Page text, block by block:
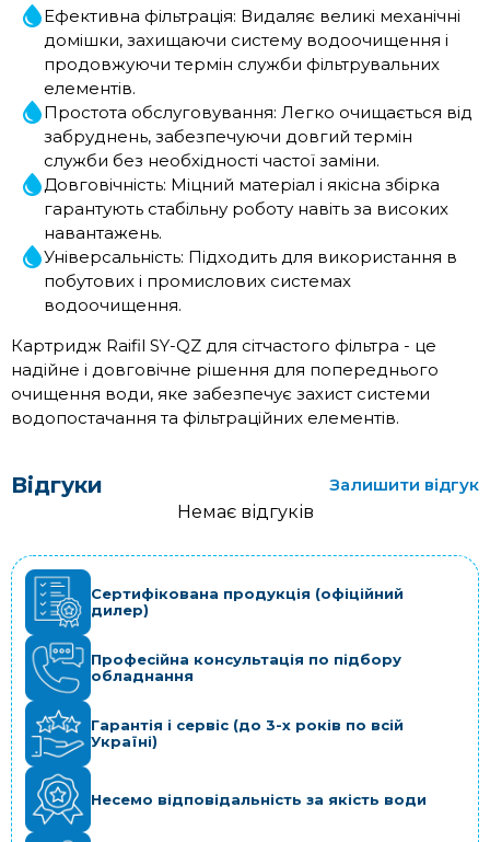
Ефективна фільтрація: Видаляє великі механічні
домішки, захищаючи систему водоочищення і
продовжуючи термін служби фільтрувальних
елементів.
Простота обслуговування: Легко очищається від
забруднень, забезпечуючи довгий термін
служби без необхідності частої заміни.
Довговічність: Міцний матеріал і якісна збірка
гарантують стабільну роботу навіть за високих
навантажень.
Універсальність: Підходить для використання в
побутових і промислових системах
водоочищення.
Картридж Raifil SY-QZ для сітчастого фільтра - це
надійне і довговічне рішення для попереднього
очищення води, яке забезпечує захист системи
водопостачання та фільтраційних елементів.
Відгуки
Залишити відгук
Немає відгуків
Сертифікована продукція (офіційний
дилер)
Професійна консультація по підбору
обладнання
Гарантія і сервіс (до 3-х років по всій
Україні)
Несемо відповідальність за якість води